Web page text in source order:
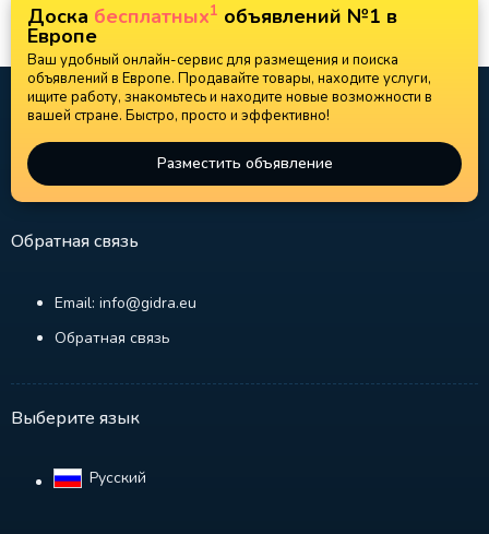
Доска бесплатных1 объявлений №1 в
Европе
Ваш удобный онлайн-сервис для размещения и поиска
объявлений в Европе. Продавайте товары, находите услуги,
ищите работу, знакомьтесь и находите новые возможности в
вашей стране. Быстро, просто и эффективно!
Разместить объявление
Обратная связь
Email: info@gidra.eu
Обратная связь
Выберите язык
Русский‎